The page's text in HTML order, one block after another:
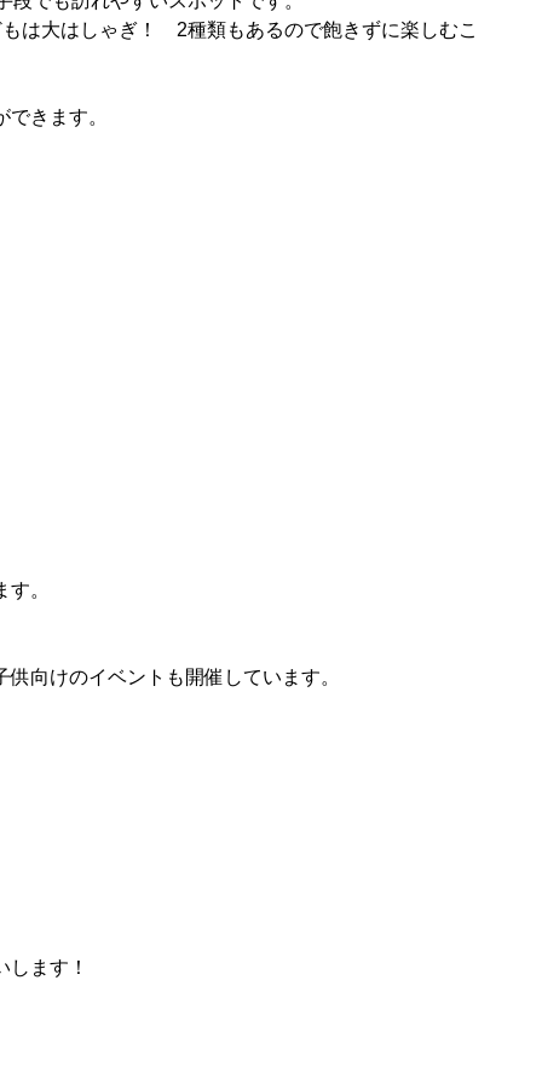
は大はしゃぎ！ 2種類もあるので飽きずに楽しむこ
きます。
。
向けのイベントも開催しています。
ます！